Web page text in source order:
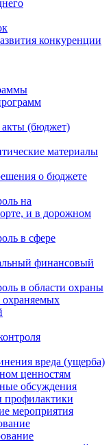
конкуренции
(бюджет)
материалы
о бюджете
на
и в дорожном
в сфере
финансовый
в области охраны
охраняемых
вреда (ущерба)
ценностям
обсуждения
мероприятия